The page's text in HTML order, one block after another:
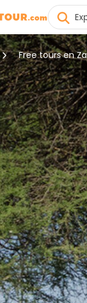
Free tours en